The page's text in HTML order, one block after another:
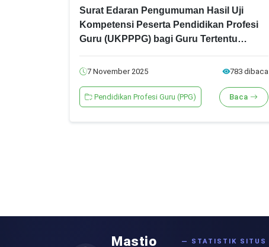
Surat Edaran Pengumuman Hasil Uji
Kompetensi Peserta Pendidikan Profesi
Guru (UKPPPG) bagi Guru Tertentu
7 November 2025 783 dibaca
Pendidikan Profesi Guru (PPG) Baca
Mastio — STATISTIK SITUS